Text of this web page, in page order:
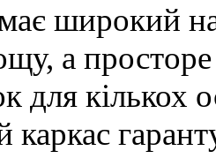
широкий
а
для кількох
каркас